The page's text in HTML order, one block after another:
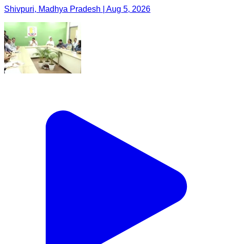
Shivpuri, Madhya Pradesh | Aug 5, 2026